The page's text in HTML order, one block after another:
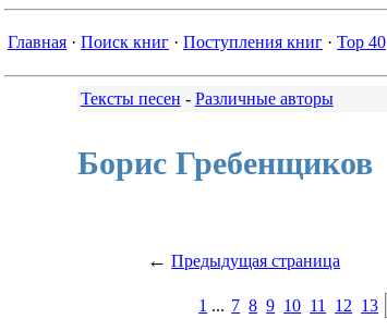
Главная · Поиск книг · Поступления книг · Top 40
Тексты песен - Различные авторы
Борис Гребенщиков
← Предыдущая страница
1 ... 7 8 9 10 11 12 13